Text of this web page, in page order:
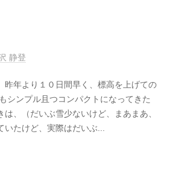
静登
昨年より１０日間早く、標高を上げての
シンプル且つコンパクトになってきた
、（だいぶ雪少ないけど、まあまあ、
いたけど、実際はだいぶ...